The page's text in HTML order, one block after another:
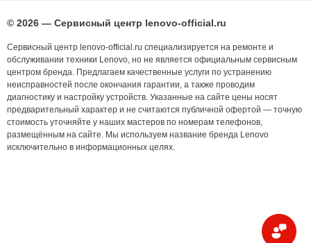
© 2026 — Сервисный центр lenovo-official.ru
Сервисный центр lenovo-official.ru специализируется на ремонте и
обслуживании техники Lenovo, но не является официальным сервисным
центром бренда. Предлагаем качественные услуги по устранению
неисправностей после окончания гарантии, а также проводим
диагностику и настройку устройств. Указанные на сайте цены носят
предварительный характер и не считаются публичной офертой — точную
стоимость уточняйте у наших мастеров по номерам телефонов,
размещённым на сайте. Мы используем название бренда Lenovo
исключительно в информационных целях.